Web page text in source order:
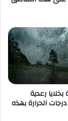
رعدية
الحرارة بهذه